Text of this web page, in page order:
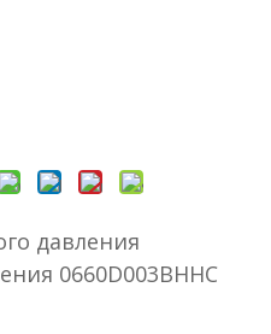
давления
0660D003BHHC